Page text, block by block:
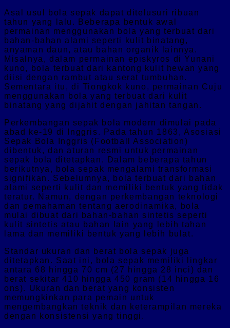
Asal usul bola sepak dapat ditelusuri ribuan
tahun yang lalu. Beberapa bentuk awal
permainan menggunakan bola yang terbuat dari
bahan-bahan alami seperti kulit binatang,
anyaman daun, atau bahan organik lainnya.
Misalnya, dalam permainan episkyros di Yunani
kuno, bola terbuat dari kantong kulit hewan yang
diisi dengan rambut atau serat tumbuhan.
Sementara itu, di Tiongkok kuno, permainan Cuju
menggunakan bola yang terbuat dari kulit
binatang yang dijahit dengan jahitan tangan.
Perkembangan sepak bola modern dimulai pada
abad ke-19 di Inggris. Pada tahun 1863, Asosiasi
Sepak Bola Inggris (Football Association)
dibentuk, dan aturan resmi untuk permainan
sepak bola ditetapkan. Dalam beberapa tahun
berikutnya, bola sepak mengalami transformasi
signifikan. Sebelumnya, bola terbuat dari bahan
alami seperti kulit dan memiliki bentuk yang tidak
teratur. Namun, dengan perkembangan teknologi
dan pemahaman tentang aerodinamika, bola
mulai dibuat dari bahan-bahan sintetis seperti
kulit sintetis atau bahan lain yang lebih tahan
lama dan memiliki bentuk yang lebih bulat.
Standar ukuran dan berat bola sepak juga
ditetapkan. Saat ini, bola sepak memiliki lingkar
antara 68 hingga 70 cm (27 hingga 28 inci) dan
berat sekitar 410 hingga 450 gram (14 hingga 16
ons). Ukuran dan berat yang konsisten
memungkinkan para pemain untuk
mengembangkan teknik dan keterampilan mereka
dengan konsistensi yang tinggi.